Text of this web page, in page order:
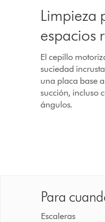
Limpieza
espacios
El cepillo
suciedad
una placa base
succión, incluso
ángulos.
Para
Escaleras